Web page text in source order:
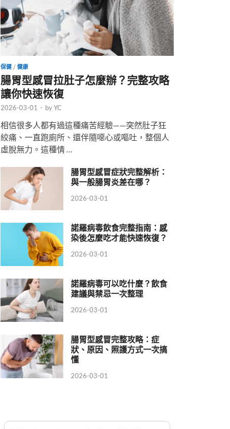
保健 /健康
腸胃型感冒拉肚子怎麼辦？完整攻略
讓你快速恢復
2026-03-01 - byYC
相信很多人都有過這種痛苦經驗——突然肚子狂
絞痛、一直跑廁所、還伴隨噁心或嘔吐，整個人
虛脫無力。這種情 …
腸胃型感冒症狀完整解析：
與一般腸胃炎差在哪？
2026-03-01
諾羅病毒飲食完整指南：感
染後怎麼吃才能快速恢復？
2026-03-01
諾羅病毒可以吃什麼？飲食
建議與禁忌一次整理
2026-03-01
腸胃型感冒完整攻略：症
狀、原因、照護方式一次搞
懂
2026-03-01